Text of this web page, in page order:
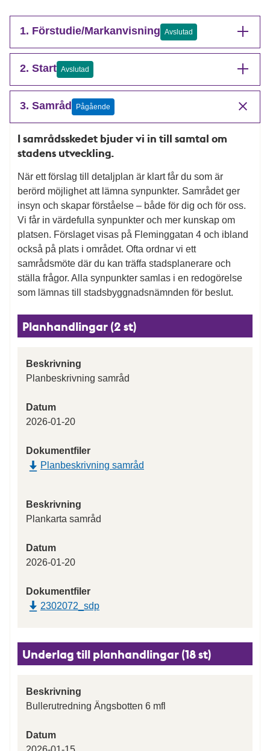
1. Förstudie/Markanvisning Avslutad
2. Start Avslutad
3. Samråd Pågående
I samrådsskedet bjuder vi in till samtal om
stadens utveckling.
När ett förslag till detaljplan är klart får du som är
berörd möjlighet att lämna synpunkter. Samrådet ger
insyn och skapar förståelse – både för dig och för oss.
Vi får in värdefulla synpunkter och mer kunskap om
platsen. Förslaget visas på Fleminggatan 4 och ibland
också på plats i området. Ofta ordnar vi ett
samrådsmöte där du kan träffa stadsplanerare och
ställa frågor. Alla synpunkter samlas i en redogörelse
som lämnas till stadsbyggnadsnämnden för beslut.
Planhandlingar (2 st)
Beskrivning
Planbeskrivning samråd
Datum
2026-01-20
Dokumentfiler
Planbeskrivning samråd
Beskrivning
Plankarta samråd
Datum
2026-01-20
Dokumentfiler
2302072_sdp
Underlag till planhandlingar (18 st)
Beskrivning
Bullerutredning Ängsbotten 6 mfl
Datum